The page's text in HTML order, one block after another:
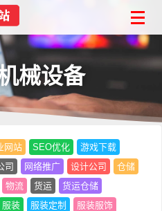
械设备
网站 SEO优化
游戏下载
司 网络推广 设计公司
仓储
物流 货运
货运仓储
服装 服装定制
服装服饰